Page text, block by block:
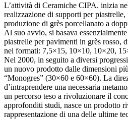
L’attività di Ceramiche CIPA. inizia
realizzazione di supporti per
produzione di grès porcellanato a
Al suo avvio, si basava
piastrelle per pavimenti in grès rosso,
nei formati: 7,5×15, 10×10, 10×20,
Nel 2000, in seguito a diversi
un nuovo prodotto dalle dimensioni
“Monogres” (30×60 e 60×60). La
d’intraprendere una necessaria
un percorso teso a rivoluzionare il
approfonditi studi, nasce un prodotto
rappresentazione di una delle ultime